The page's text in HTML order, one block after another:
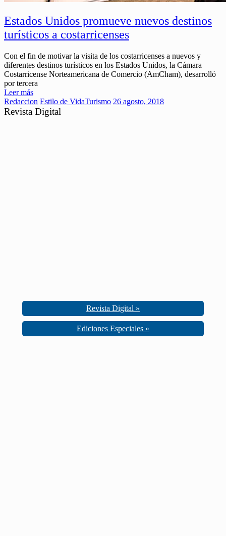
Estados Unidos promueve nuevos destinos
turísticos a costarricenses
Con el fin de motivar la visita de los costarricenses a nuevos y
diferentes destinos turísticos en los Estados Unidos, la Cámara
Costarricense Norteamericana de Comercio (AmCham), desarrolló
por tercera
Leer más
Redaccion Estilo de VidaTurismo 26 agosto, 2018
Revista Digital
Revista Digital »
Ediciones Especiales »